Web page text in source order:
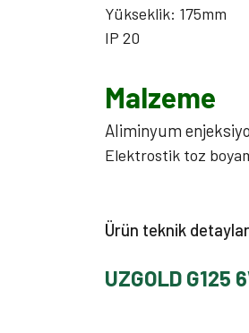
Yükseklik: 175mm
IP 20
Malzeme
Aliminyum
Elektrostik toz
Ürün teknik
UZGOLD G125